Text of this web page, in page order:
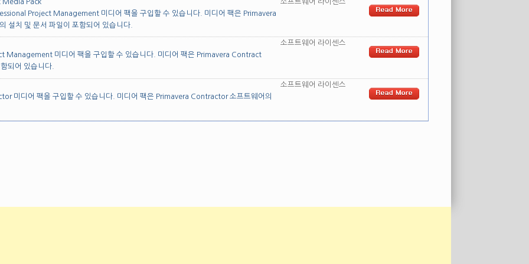
Project Management 미디어 팩을 구입할 수 있습니다. 미디어 팩은 Primavera
치 및 문서 파일이 포함되어 있습니다.
Management 미디어 팩을 구입할 수 있습니다. 미디어 팩은 Primavera Contract
되어 있습니다.
소프트웨어 라이센스
미디어 팩을 구입할 수 있습니다. 미디어 팩은 Primavera Contractor 소프트웨어의
소프트웨어 라이센스